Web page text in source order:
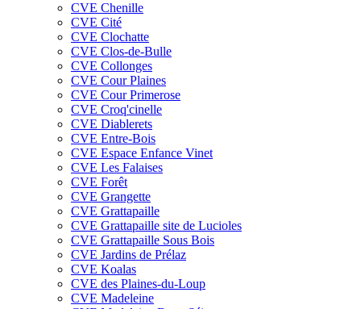
CVE Chenille
CVE Cité
CVE Clochatte
CVE Clos-de-Bulle
CVE Collonges
CVE Cour Plaines
CVE Cour Primerose
CVE Croq'cinelle
CVE Diablerets
CVE Entre-Bois
CVE Espace Enfance Vinet
CVE Les Falaises
CVE Forêt
CVE Grangette
CVE Grattapaille
CVE Grattapaille site de Lucioles
CVE Grattapaille Sous Bois
CVE Jardins de Prélaz
CVE Koalas
CVE des Plaines-du-Loup
CVE Madeleine